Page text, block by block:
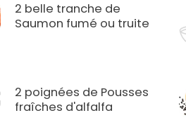
2 belle tranche de
Saumon fumé ou truite
2 poignées de Pousses
fraîches d'alfalfa